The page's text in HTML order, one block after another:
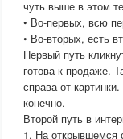
чуть выше в этом
• Во-первых, всю
• Во-вторых, есть
Первый путь
готова к продаже.
справа от
конечно.
Второй путь в
1. На открывшемся